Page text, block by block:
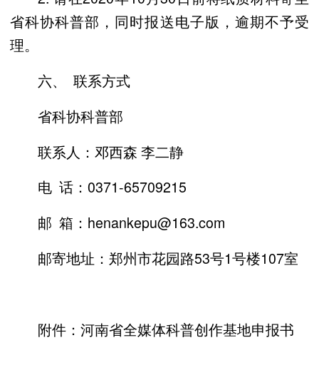
省科协科普部，同时报送电子版，逾期不予受
理。
六、 联系方式
省科协科普部
联系人：邓西森 李二静
电 话：0371-65709215
邮 箱：henankepu@163.com
邮寄地址：郑州市花园路53号1号楼107室
附件：河南省全媒体科普创作基地申报书